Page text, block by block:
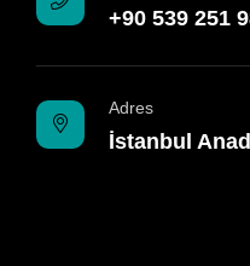
+90 539 251
Adres
İstanbul